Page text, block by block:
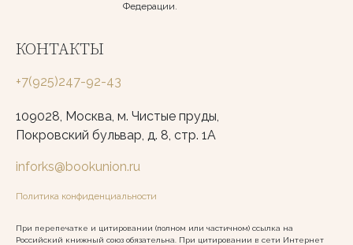
Федерации.
КОНТАКТЫ
+7(925)247-92-43
109028, Москва, м. Чистые пруды,
Покровский бульвар, д. 8, стр. 1А
inforks@bookunion.ru
Политика конфиденциальности
При перепечатке и цитировании (полном или частичном) ссылка на
Российский книжный союз обязательна. При цитировании в сети Интернет